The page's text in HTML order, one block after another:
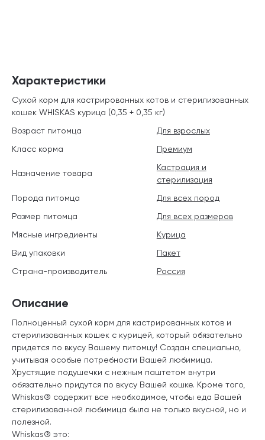
Описание
Полноценный сухой корм для кастрированных котов и
стерилизованных кошек с курицей, который обязательно
придется по вкусу Вашему питомцу! Создан специально,
учитывая особые потребности Вашей любимица.
Хрустящие подушечки с нежным паштетом внутри
обязательно придутся по вкусу Вашей кошке. Кроме того,
Whiskas® содержит все необходимое, чтобы еда Вашей
стерилизованной любимица была не только вкусной, но и
полезной.
Whiskas® это:
Характеристики
Сухой корм для кастрированных котов и стерилизованных
кошек WHISKAS курица (0,35 + 0,35 кг)
Возраст питомца
Для взрослых
Класс корма
Премиум
Назначение товара
Кастрация и
стерилизация
Порода питомца
Для всех пород
Размер питомца
Для всех размеров
Мясные ингредиенты
Курица
Вид упаковки
Пакет
Страна-производитель
Россия